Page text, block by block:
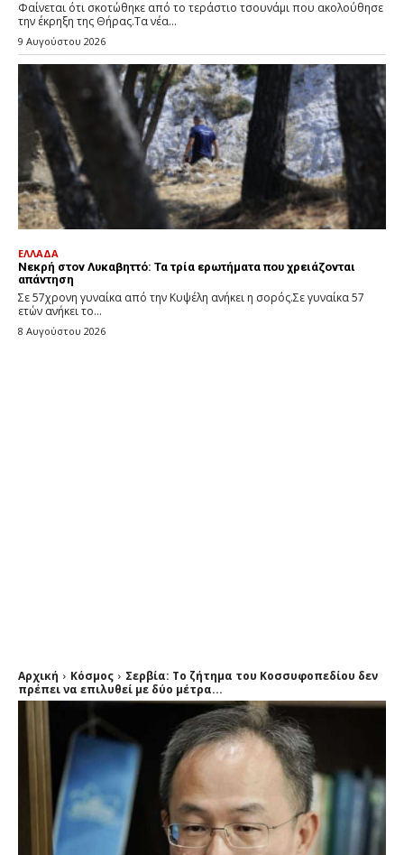
Φαίνεται ότι σκοτώθηκε από το τεράστιο τσουνάμι που ακολούθησε
την έκρηξη της Θήρας.Τα νέα...
9 Αυγούστου 2026
ΕΛΛΑΔΑ
Νεκρή στον Λυκαβηττό: Τα τρία ερωτήματα που χρειάζονται
απάντηση
Σε 57χρονη γυναίκα από την Κυψέλη ανήκει η σορός.Σε γυναίκα 57
ετών ανήκει το...
8 Αυγούστου 2026